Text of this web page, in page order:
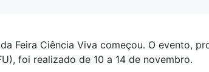
Feira Ciência Viva começou. O evento,
foi realizado de 10 a 14 de novembro.